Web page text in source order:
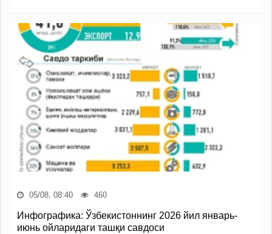
05/08, 08:40 460
Инфографика: Ўзбекистоннинг 2026 йил январь-
июнь ойларидаги ташқи савдоси